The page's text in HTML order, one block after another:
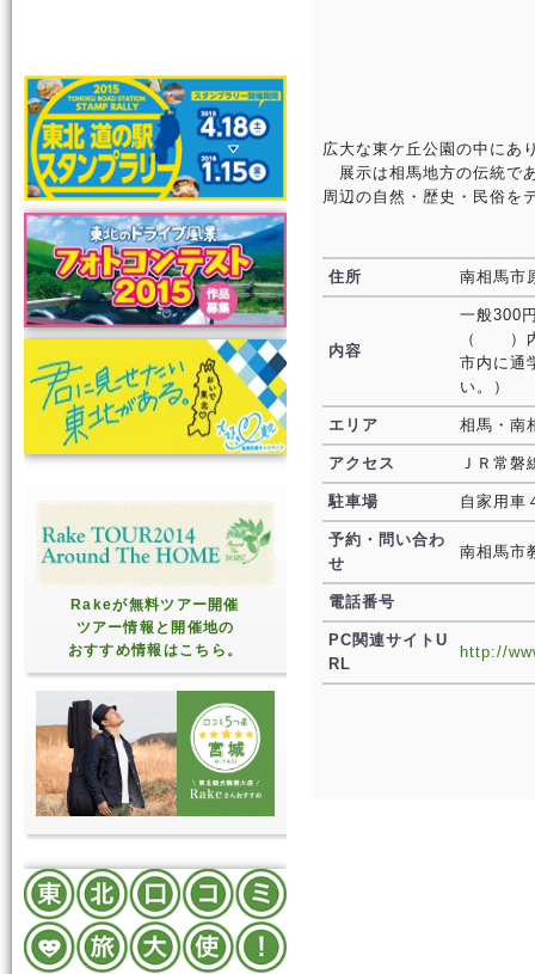
Rakeが無料ツアー開催
ツアー情報と開催地の
おすすめ情報はこちら。
広大な東ケ丘公園の中にあ
展示は相馬地方の伝統で
周辺の自然・歴史・民俗を
住所 南相馬市
内容
一般300
（ ）内
市内に通
い。）
エリア 相馬・南
アクセス ＪＲ常
駐車場 自家用車
予約・問い合わ
せ
南相馬市
電話番号
PC関連サイトU
RL
http://